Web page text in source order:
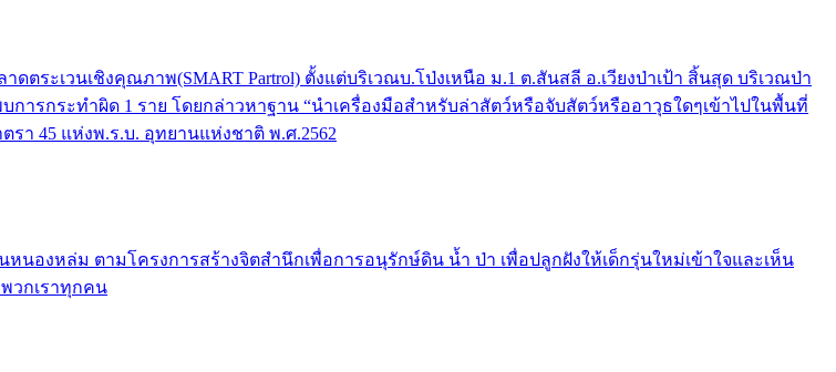
ระเวนเชิงคุณภาพ(SMART Partrol) ตั้งแต่บริเวณบ.โป่งเหนือ ม.1 ต.สันสลี อ.เวียงป่าเป้า สิ้นสุด บริเวณป่า
บการกระทำผิด 1 ราย โดยกล่าวหาฐาน “นำเครื่องมือสำหรับล่าสัตว์หรือจับสัตว์หรืออาวุธใดๆเข้าไปในพื้นที่
า 45 แห่งพ.ร.บ. อุทยานแห่งชาติ พ.ศ.2562
นองหล่ม ตามโครงการสร้างจิตสำนึกเพื่อการอนุรักษ์ดิน น้ำ ป่า เพื่อปลูกฝังให้เด็กรุ่นใหม่เข้าใจและเห็น
วกเราทุกคน